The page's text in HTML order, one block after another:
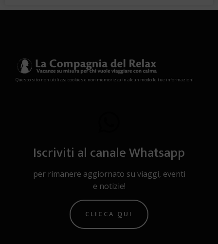
Questo sito non utilizza cookies e non memorizza in alcun modo le tue informazioni
Iscriviti al canale Whatsapp
per rimanere aggiornato su viaggi, eventi
e notizie!
CLICCA QUI